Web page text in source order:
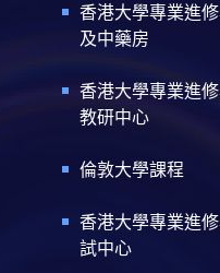
香港大學專業進
及中藥房
香港大學專業進
教研中心
倫敦大學課程
香港大學專業進
試中心